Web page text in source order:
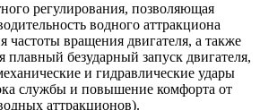
регулирования, позволяющая
водного аттракциона
частоты вращения двигателя, а также
плавный безударный запуск двигателя,
и гидравлические удары
службы и повышение комфорта от
аттракционов).